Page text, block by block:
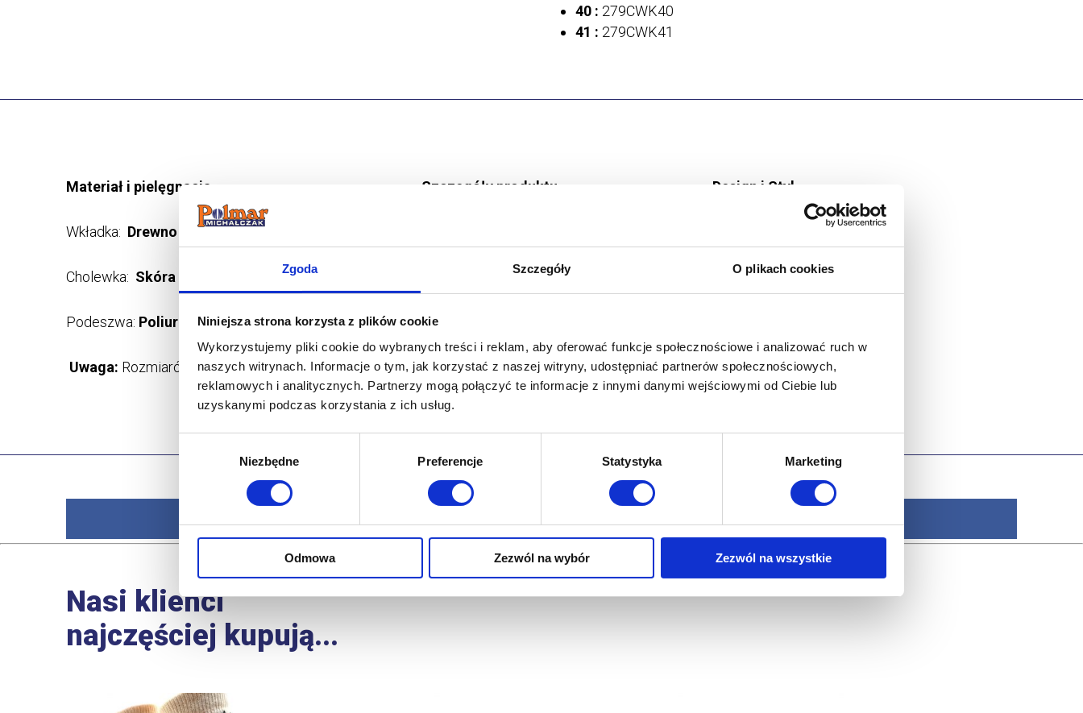
Zgoda Szczegóły O plikach cookies
Niniejsza strona korzysta z plików cookie
Wykorzystujemy pliki cookie do wybranych treści i reklam, aby oferować funkcje społecznościowe i analizować ruch w
naszych witrynach. Informacje o tym, jak korzystać z naszej witryny, udostępniać partnerów społecznościowych,
reklamowych i analitycznych. Partnerzy mogą połączyć te informacje z innymi danymi wejściowymi od Ciebie lub
uzyskanymi podczas korzystania z ich usług.
Niezbędne Preferencje Statystyka Marketing
Odmowa Zezwól na wybór Zezwól na wszystkie
40 : 279CWK40
41 : 279CWK41
Materiał i pielęgnacja
Wkładka: Drewno topolowe
Cholewka: Skóra naturalna powlekana
Podeszwa: Poliuretan
Szczegóły produktu Design i Styl
Wsuwane
Przeznaczenie:Zewnątrz
Uwaga: Rozmiarówka zawyżona. Proszę wybierać jeden rozmiar mniejszy od standardowego.
Nasi klienci
najczęściej kupują...